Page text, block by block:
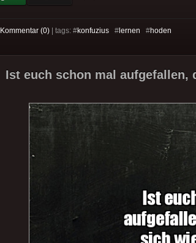
Kommentar (0) | tags: #konfuzius #lernen #hoden
Ist euch schon mal aufgefallen,